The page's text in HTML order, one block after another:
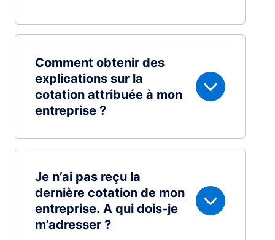
Comment obtenir des
explications sur la
cotation attribuée à mon
entreprise ?
Je n’ai pas reçu la
dernière cotation de mon
entreprise. A qui dois-je
m’adresser ?